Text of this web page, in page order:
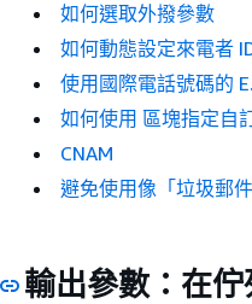
如何選取外撥參數
如何動態設定來電者
使用國際電話號碼的
如何使用 區塊指定自
CNAM
避免使用像「垃圾郵
輸出參數：在